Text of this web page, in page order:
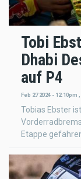
Tobi
Dhabi
auf P4
Feb 27 2024 - 12:10pm
Tobias Ebster
Etappe